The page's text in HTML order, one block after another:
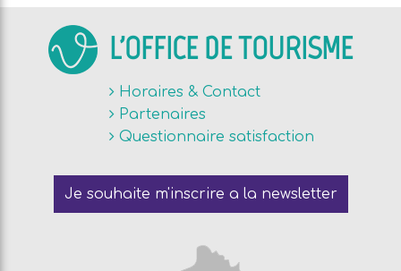
L'OFFICE DE TOURISME
Horaires & Contact
Partenaires
Questionnaire satisfaction
Je souhaite m'inscrire a la newsletter